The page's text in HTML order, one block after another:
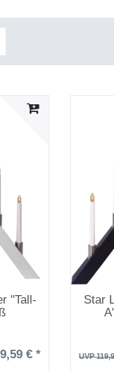
"Tall-
€ *
Star
UVP